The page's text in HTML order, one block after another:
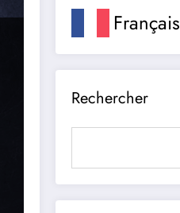
Français
Rechercher